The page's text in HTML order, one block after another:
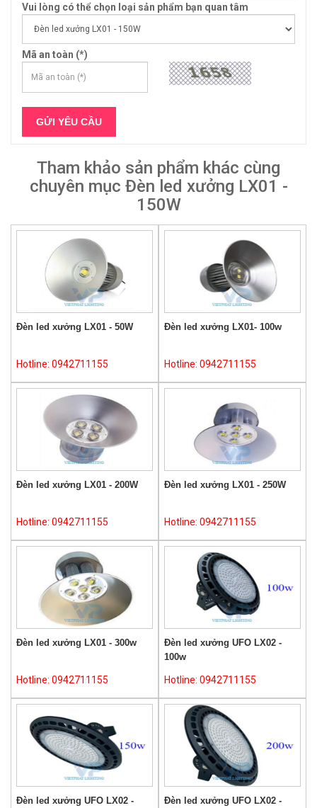
Vui lòng có thể chọn loại sản phẩm bạn quan tâm
Mã an toàn (*)
Tham khảo sản phẩm khác cùng
chuyên mục Đèn led xưởng LX01 -
150W
Đèn led xưởng LX01 - 50W
Hotline: 0942711155
Đèn led xưởng LX01- 100w
Hotline: 0942711155
Đèn led xưởng LX01 - 200W
Hotline: 0942711155
Đèn led xưởng LX01 - 250W
Hotline: 0942711155
Đèn led xưởng LX01 - 300w
Hotline: 0942711155
Đèn led xưởng UFO LX02 -
100w
Hotline: 0942711155
Đèn led xưởng UFO LX02 -
Đèn led xưởng UFO LX02 -